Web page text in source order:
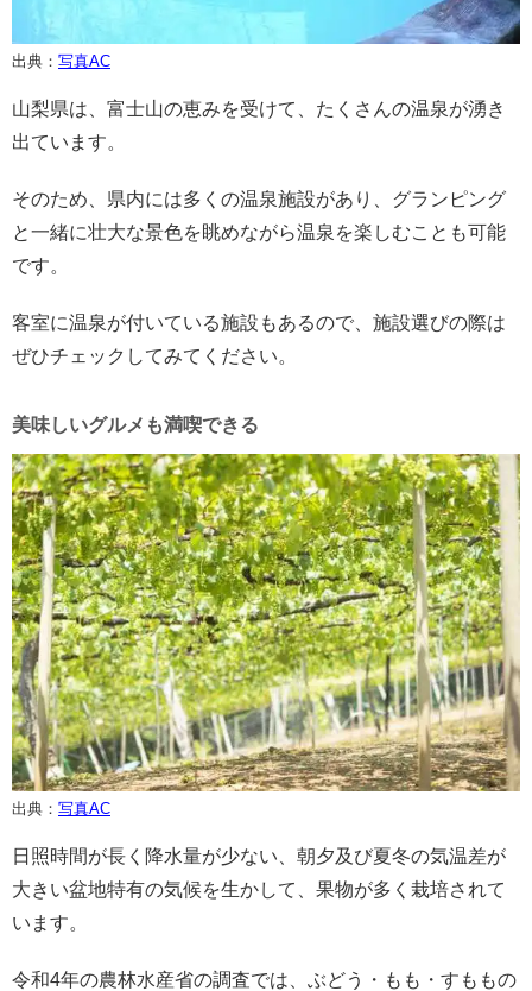
出典： 写真AC
山梨県は、富士山の恵みを受けて、たくさんの温泉が湧き
出ています。
そのため、県内には多くの温泉施設があり、グランピング
と一緒に壮大な景色を眺めながら温泉を楽しむことも可能
です。
客室に温泉が付いている施設もあるので、施設選びの際は
ぜひチェックしてみてください。
美味しいグルメも満喫できる
出典： 写真AC
日照時間が長く降水量が少ない、朝夕及び夏冬の気温差が
大きい盆地特有の気候を生かして、果物が多く栽培されて
います。
令和4年の農林水産省の調査では、ぶどう・もも・すももの